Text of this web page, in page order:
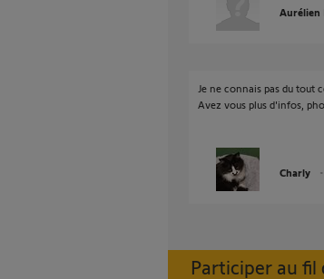
Aurélien
Je ne connais pas du tout
Avez vous plus d'infos,
Charly
Participer au fil